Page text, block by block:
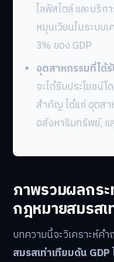
ไลฟ์สไตล์ และบริก
หมุนเวียนในระบบ
3% ของ GDP
อุตสาหกรรมที่ได้
จะได้รับประโยชน์โ
สำคัญ ได้แก่ อุตสา
อสังหาริมทรัพย์, แ
ภาพรวมผลกร
กฎหมายสมรสเ
บทความนี้จะวิเคราะห์ค
สมรสเท่าเทียมดัน GDP